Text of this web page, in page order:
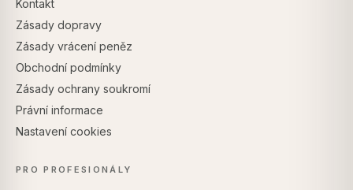
Kontakt
Zásady dopravy
Zásady vrácení peněz
Obchodní podmínky
Zásady ochrany soukromí
Právní informace
Nastavení cookies
PRO PROFESIONÁLY